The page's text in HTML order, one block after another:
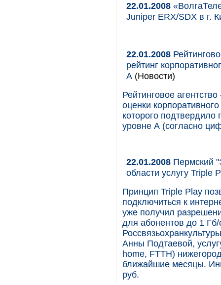
22.01.2008
Juniper ERX/SDX в г.
22.01.2008
рейтинг
А (Новости)
Рейтинговое
оценки
которого
уровне А (согласно
22.01.2008 Пермский
области услугу Triple
Принцип Triple Play
подключиться к
уже получил
для абонентов до 1
Анны Подтаевой,
home, FTTH)
ближайшие месяцы.
руб.